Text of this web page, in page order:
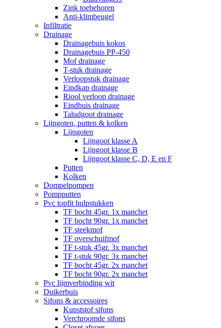
Zink toebehoren
Anti-klimbeugel
Infiltratie
Drainage
Drainagebuis kokos
Drainagebuis PP-450
Mof drainage
T-stuk drainage
Verloopstuk drainage
Eindkap drainage
Riool verloop drainage
Eindbuis drainage
Taludgoot drainage
Lijngoten, putten & kolken
Lijngoten
Lijngoot klasse A
Lijngoot klasse B
Lijngoot klasse C, D, E en F
Putten
Kolken
Dompelpompen
Pompputten
Pvc topfit hulpstukken
TF bocht 45gr. 1x manchet
TF bocht 90gr. 1x manchet
TF steekmof
TF overschuifmof
TF t-stuk 45gr. 3x manchet
TF t-stuk 90gr. 3x manchet
TF bocht 45gr. 2x manchet
TF bocht 90gr. 2x manchet
Pvc lijmverbinding wit
Duikerbuis
Sifons & accessoires
Kunststof sifons
Verchroomde sifons